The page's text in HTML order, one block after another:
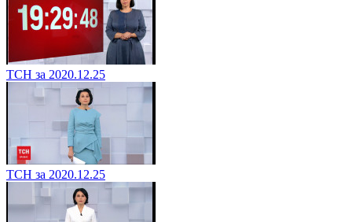
ТСН за 2020.12.25
ТСН за 2020.12.25